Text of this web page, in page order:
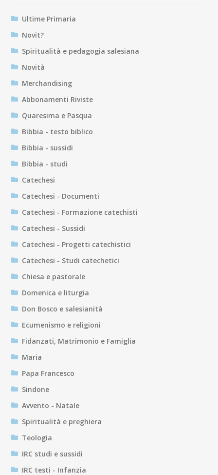
Ultime Primaria
Novit?
Spiritualità e pedagogia salesiana
Novità
Merchandising
Abbonamenti Riviste
Quaresima e Pasqua
Bibbia - testo biblico
Bibbia - sussidi
Bibbia - studi
Catechesi
Catechesi - Documenti
Catechesi - Formazione catechisti
Catechesi - Sussidi
Catechesi - Progetti catechistici
Catechesi - Studi catechetici
Chiesa e pastorale
Domenica e liturgia
Don Bosco e salesianità
Ecumenismo e religioni
Fidanzati, Matrimonio e Famiglia
Maria
Papa Francesco
Sindone
Avvento - Natale
Spiritualità e preghiera
Teologia
IRC studi e sussidi
IRC testi - Infanzia